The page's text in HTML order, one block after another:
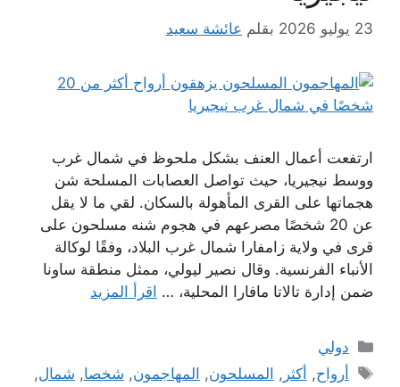
23 يوليو 2026 بقلم عائشة سعيد
ارتفعت أعمال العنف بشكل ملحوظ في شمال غرب
ووسط نيجيريا، حيث تواصل العصابات المسلحة شن
هجماتها على القرى المأهولة بالسكان. لقي ما لا يقل
عن 20 شخصًا مصرعهم في هجوم شنه مسلحون على
قرى في ولاية زامفارا شمال غرب البلاد، وفقًا لوكالة
الأنباء الفرنسية. وقال نصير ليولي، ممثل منطقة ساونا
ضمن إدارة تالاتا مافارا المحلية، … اقرأ المزيد
التصنيفات
دولي
الوسوم
أرواح, أكثر , المسلحون, المهاجمون, شخصا, شمال,